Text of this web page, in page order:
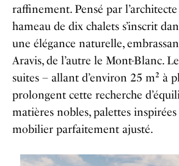
raffinement. Pensé par
hameau de dix chalets s’inscrit
une élégance naturelle,
Aravis, de l’autre le Mont-Blanc.
suites – allant d’environ 25 m² à
prolongent cette recherche
matières nobles, palettes inspirées
mobilier parfaitement ajusté.